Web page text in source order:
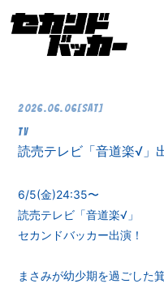
VIDEO
2026.06.06[Sat]
TV
読売テレビ「音道楽√」
6/5(金)24:35〜
読売テレビ「音道楽√」
セカンドバッカー出演！
まさみが幼少期を過ごした